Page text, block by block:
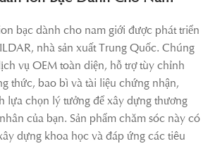
bạc dành cho nam giới được phát triển
nhà sản xuất Trung Quốc. Chúng
vụ OEM toàn diện, hỗ trợ tùy chỉnh
thức, bao bì và tài liệu chứng nhận,
lựa chọn lý tưởng để xây dựng thương
của bạn. Sản phẩm chăm sóc này có
dựng khoa học và đáp ứng các tiêu